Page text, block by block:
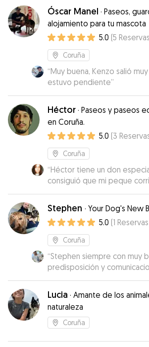
seriedad y responsabilidad
conocimos. Tino estuvo
ella, se preocupó de
paseó un montón y nos
todo momento. Una
agradecidos.
Óscar Manel · Paseos,
alojamiento para tu mascota
5.0 (5 Reservas
Coruña
“Muy buena, Kenzo salió
estuvo pendiente”
Héctor · Paseos y paseos
en Coruña.
5.0 (3
Coruña
“Héctor tiene un don
consiguió que mi peque
Stephen · Your Dog's New
5.0 (1 Reservas
Coruña
“Stephen siempre con muy
predisposición y
Oriana cuidaron bien de
bañarla por un percance y la
Recomendable al 100!”
Lucia · Amante de los
naturaleza
Coruña